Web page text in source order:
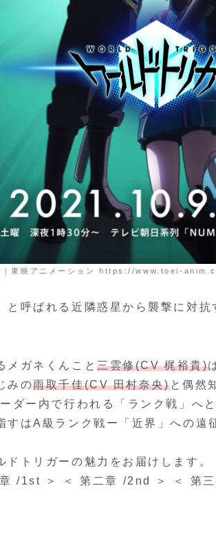
｜東映アニメーション https://www.toei-
と呼ばれる近隣惑星から襲撃に対抗
メガネくんこと三雲修(CV 梶裕貴)
みの雨取千佳(CV 田村奈央)と偶然
ダー内で行われる「ランク戦」へ
すはA級ランク戦ー「近界」への遠
ドトリガーの魅力をお届けします。
/1st ＞ ＜ 第二章 /2nd ＞ ＜ 第